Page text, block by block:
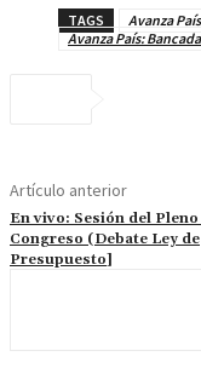
TAGS
Avanza
Avanza País:
Artículo anterior
En vivo: Sesión del
Congreso (Debate Ley de
Presupuesto]